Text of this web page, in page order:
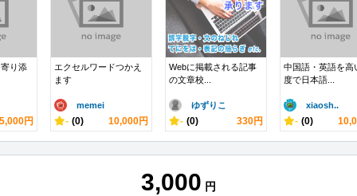
り添
5,000円
エクセルワードつかえ
ます
memei
- (0) 10,000円
Webに掲載される記事
の文章校...
ゆずりこ
- (0) 330円
中国語・英語を高
度で日本語...
xiaosh..
- (0)
3,000 円